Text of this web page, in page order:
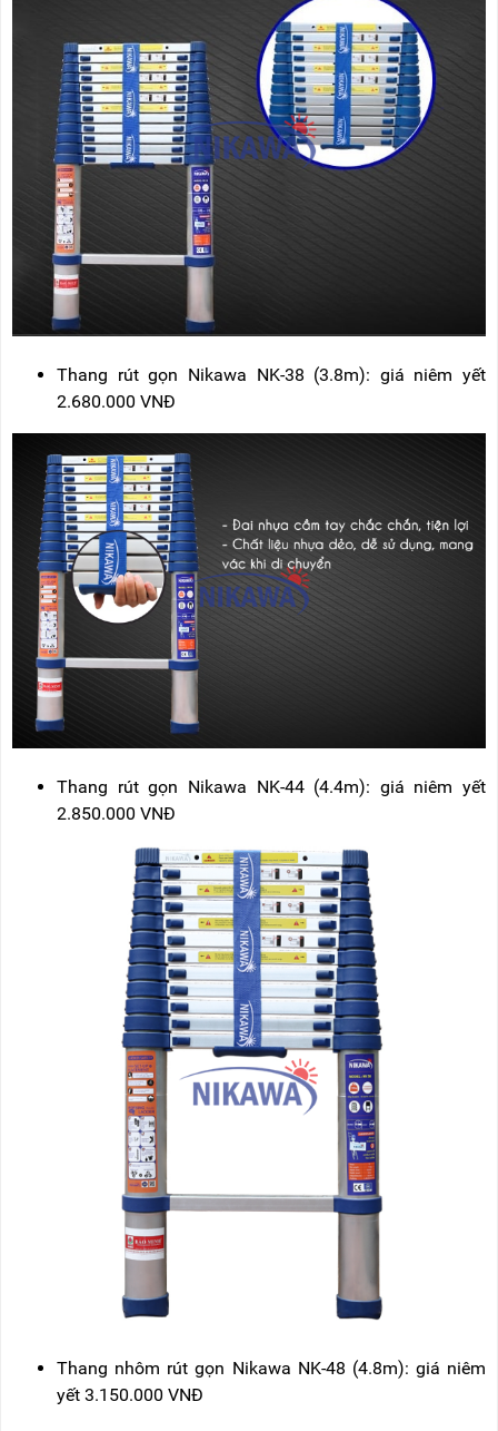
Thang rút gọn Nikawa NK-38 (3.8m): giá niêm yết
2.680.000 VNĐ
Thang rút gọn Nikawa NK-44 (4.4m): giá niêm yết
2.850.000 VNĐ
Thang nhôm rút gọn Nikawa NK-48 (4.8m): giá niêm
yết 3.150.000 VNĐ